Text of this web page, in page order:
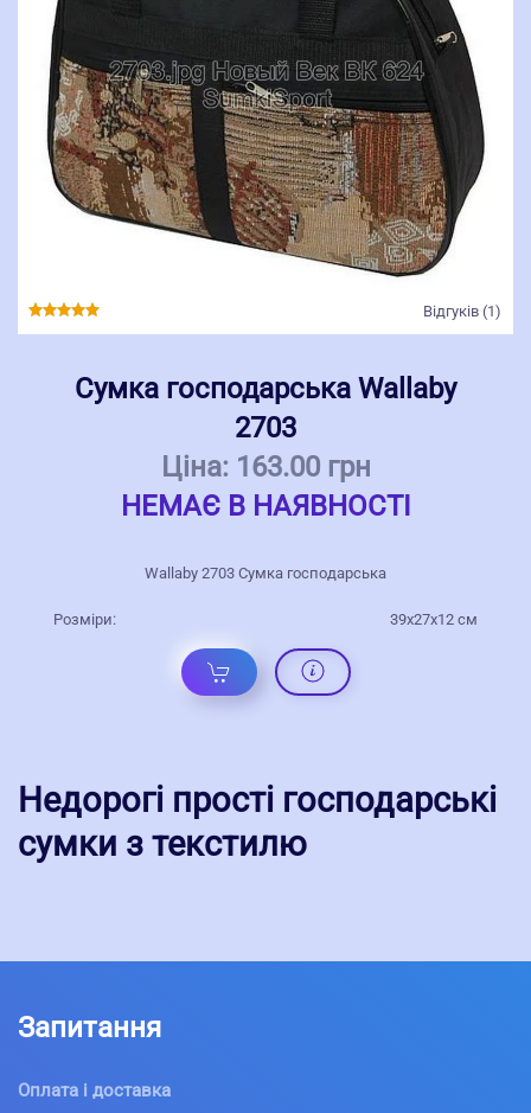
Відгуків (1)
Сумка господарська Wallaby
2703
Ціна: 163.00 грн
НЕМАЄ В НАЯВНОСТІ
Wallaby 2703 Сумка господарська
Розміри: 39x27x12 см
Недорогі прості господарські
сумки з текстилю
Запитання
Оплата і доставка